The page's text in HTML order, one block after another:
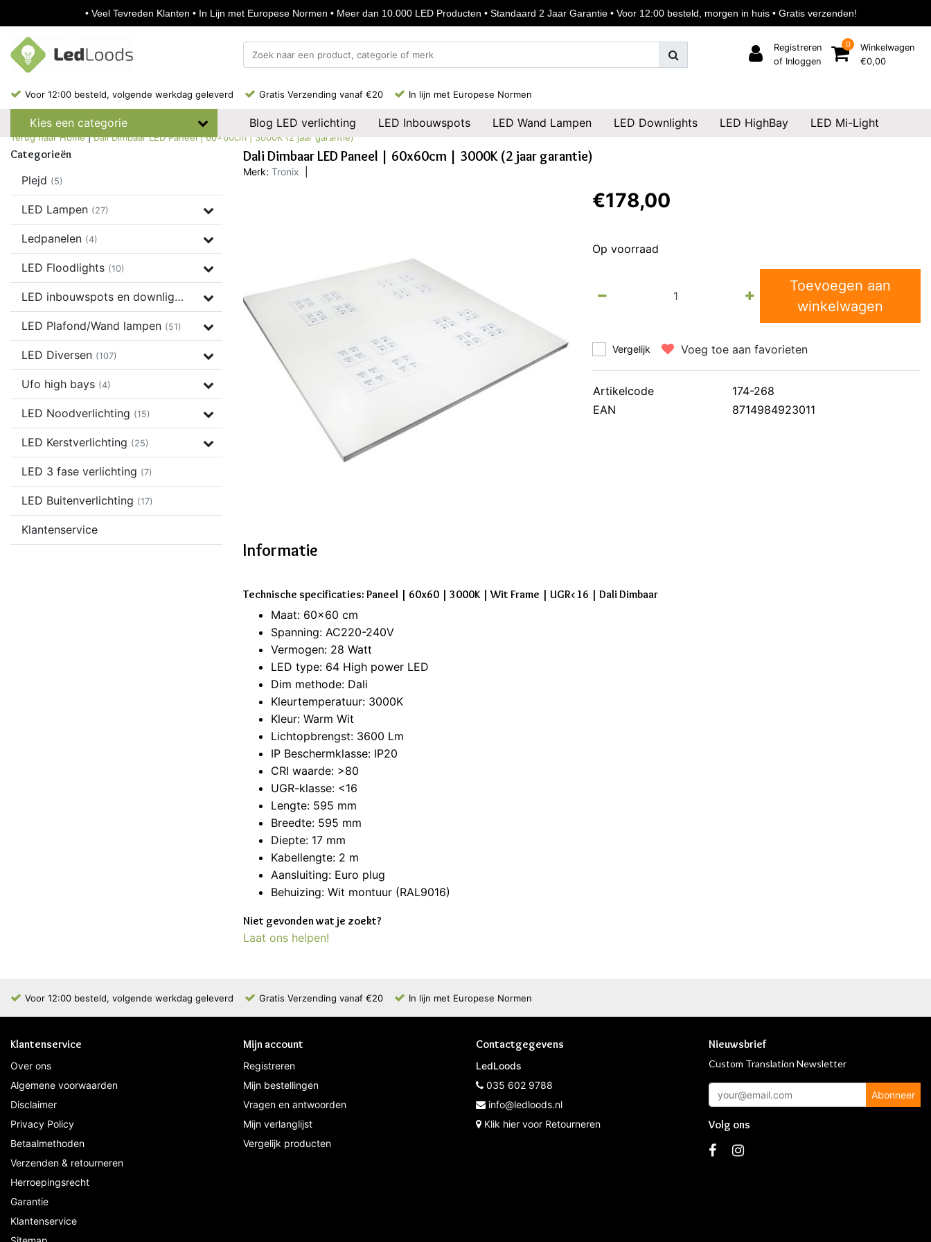
Registreren
of Inloggen
0
Winkelwagen
€0,00
Voor 12:00 besteld, volgende werkdag geleverd Gratis Verzending vanaf €20 In lijn met Europese Normen
Kies een categorie Blog LED verlichting LED Inbouwspots LED Wand Lampen LED Downlights LED HighBay LED Mi-Light
Terug naar Home|Dali Dimbaar LED Paneel | 60x60cm | 3000K (2 jaar garantie)
Categorieën
Plejd (5)
LED Lampen (27)
Ledpanelen (4)
LED Floodlights (10)
LED inbouwspots en downlights (37)
LED Plafond/Wand lampen (51)
LED Diversen (107)
Ufo high bays (4)
LED Noodverlichting (15)
LED Kerstverlichting (25)
LED 3 fase verlichting (7)
LED Buitenverlichting (17)
Klantenservice
Dali Dimbaar LED Paneel | 60x60cm | 3000K (2 jaar garantie)
Merk: Tronix
€178,00
Op voorraad
Toevoegen aan
winkelwagen
Vergelijk Voeg toe aan favorieten
Artikelcode
174-268
EAN
8714984923011
Informatie
Technische specificaties: Paneel | 60x60 | 3000K | Wit Frame | UGR<16 | Dali Dimbaar
Maat: 60x60 cm
Spanning: AC220-240V
Vermogen: 28 Watt
LED type: 64 High power LED
Dim methode: Dali
Kleurtemperatuur: 3000K
Kleur: Warm Wit
Lichtopbrengst: 3600 Lm
IP Beschermklasse: IP20
CRI waarde: >80
UGR-klasse: <16
Lengte: 595 mm
Breedte: 595 mm
Diepte: 17 mm
Kabellengte: 2 m
Aansluiting: Euro plug
Behuizing: Wit montuur (RAL9016)
Niet gevonden wat je zoekt?
Laat ons helpen!
Voor 12:00 besteld, volgende werkdag geleverd Gratis Verzending vanaf €20 In lijn met Europese Normen
Klantenservice
Over ons
Algemene voorwaarden
Disclaimer
Privacy Policy
Betaalmethoden
Verzenden & retourneren
Herroepingsrecht
Garantie
Klantenservice
Mijn account
Registreren
Mijn bestellingen
Vragen en antwoorden
Mijn verlanglijst
Vergelijk producten
Contactgegevens
LedLoods
035 602 9788
info@ledloods.nl
Klik hier voor Retourneren
Nieuwsbrief
Custom Translation Newsletter
Abonneer
Volg ons
• Veel Tevreden Klanten • In Lijn met Europese Normen • Meer dan 10.000 LED Producten • Standaard 2 Jaar Garantie • Voor 12:00 besteld, morgen in huis • Gratis verzenden!